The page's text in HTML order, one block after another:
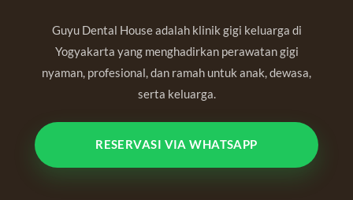
Guyu Dental House adalah klinik gigi keluarga di
Yogyakarta yang menghadirkan perawatan gigi
nyaman, profesional, dan ramah untuk anak, dewasa,
serta keluarga.
RESERVASI VIA WHATSAPP